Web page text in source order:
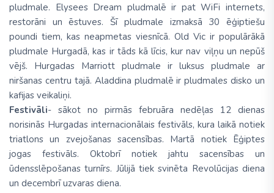
pludmale. Elysees Dream pludmalē ir pat WiFi internets,
restorāni un ēstuves. Šī pludmale izmaksā 30 ēģiptiešu
poundi tiem, kas neapmetas viesnīcā. Old Vic ir populārākā
pludmale Hurgadā, kas ir tāds kā līcis, kur nav viļņu un nepūš
vējš. Hurgadas Marriott pludmale ir luksus pludmale ar
niršanas centru tajā. Aladdina pludmalē ir pludmales disko un
kafijas veikaliņi.
Festivāli- sākot no pirmās februāra nedēļas 12 dienas
norisinās Hurgadas internacionālais festivāls, kura laikā notiek
triatlons un zvejošanas sacensības. Martā notiek Ēģiptes
jogas festivāls. Oktobrī notiek jahtu sacensības un
ūdensslēpošanas turnīrs. Jūlijā tiek svinēta Revolūcijas diena
un decembrī uzvaras diena.